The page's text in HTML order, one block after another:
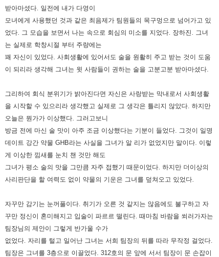
받아마셨다. 일전에 내가 다영이
모녀에게 사용했던 것과 같은 최음제가 팀원들의 목구멍으로 넘어가고 있
었다. 그 모습을 보면서 나는 속으로 회심의 미소를 지었다. 장하진. 그녀
는 실제로 학창시절 부터 주량에는
꽤 자신이 있었다. 사회생활에 있어서도 술을 원활히 주고 받는 것이 도움
이 되리라 생각해 그녀는 윗 사람들이 권하는 술을 고분고분 받아마셨다.
그리하여 회식 분위기가 밝아진다면 자신은 사랑받는 막내로서 사회생활
을 시작할 수 있으리라 생각했고 실제로 그 생각은 틀리지 않았다. 하지만
오늘은 뭔가가 이상했다.
그러고보니
방금 전에 마신 술 맛이 아주 조금 이상했다는 기분이 들었다. 그것이 일명
데이트 강간 약물 GHB라는 사실을 그녀가 알 리가 없었지만 말이다. 이렇
게 이상한 낌새를 눈치 챈 것만 해도
그녀가 평소 술의 맛을 그만큼 자주 접했기 때문이었다. 하지만 더이상의
사리판단을 할 여력도 없이 약물의 기운은 그녀를 덮쳐오고 있었다.
자꾸만 감기는 눈꺼풀이다. 취기가 오른 것 같지는 않음에도 불구하고 자
꾸만 정신이 혼미해지고 입술이 파르르 떨린다. 때마침 바람을 쐬러가자는
팀장님의 제안이 그렇게 반가울 수가
없었다. 자리를 털고 일어난 그녀는 서희 팀장의 뒤를 따라 무작정 걸었다.
팀장은 그녀를 3층으로 이끌었다. 312호의 문 앞에 서서 팀장이 문 손잡이